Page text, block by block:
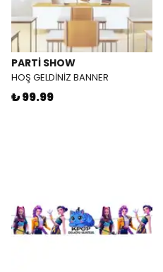
PARTİ SHOW
HOŞ GELDİNİZ BANNER
₺ 99.99